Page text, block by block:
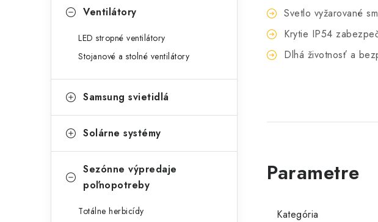
Ventilátory
LED stropné ventilátory
Stojanové a stolné ventilátory
Samsung svietidlá
Solárne systémy
Sezónne výpredaje
poľnopotreby
Totálne herbicídy
Svetlo vyžarované
Krytie IP54
Dlhá životnosť a
Kategória
objednávku
budete svietiť lepšie a platiť menej.